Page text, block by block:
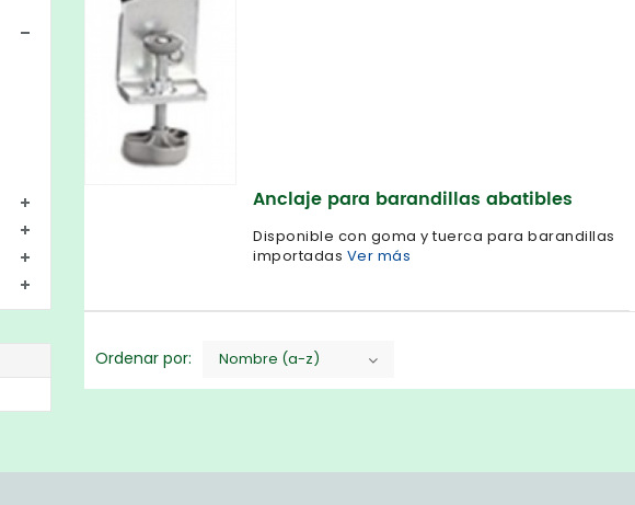
Anclaje para barandillas abatibles
Disponible con goma y tuerca para barandillas
importadas Ver más
Ordenar por: Nombre (a-z)